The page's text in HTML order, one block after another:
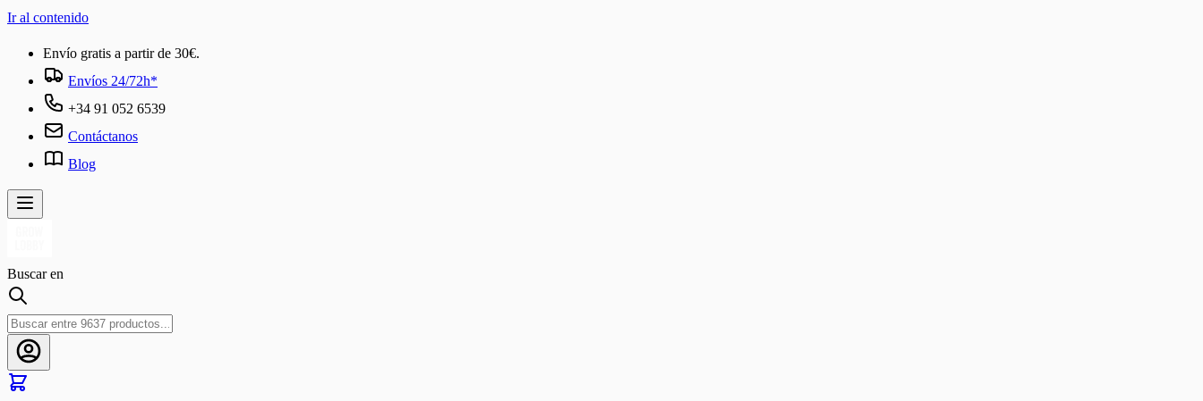
Ir al contenido
Envío gratis a partir de 30€.
Envíos 24/72h*
+34 91 052 6539
Contáctanos
Blog
Buscar en